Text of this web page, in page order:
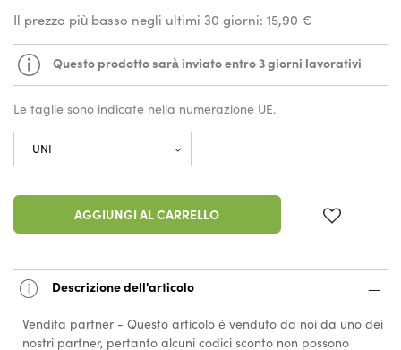
Il prezzo più basso negli ultimi 30 giorni: 15,90 €
Questo prodotto sarà inviato entro 3 giorni lavorativi
Le taglie sono indicate nella numerazione UE.
AGGIUNGI AL CARRELLO
Descrizione dell'articolo
Vendita partner - Questo articolo è venduto da noi da uno dei
nostri partner, pertanto alcuni codici sconto non possono